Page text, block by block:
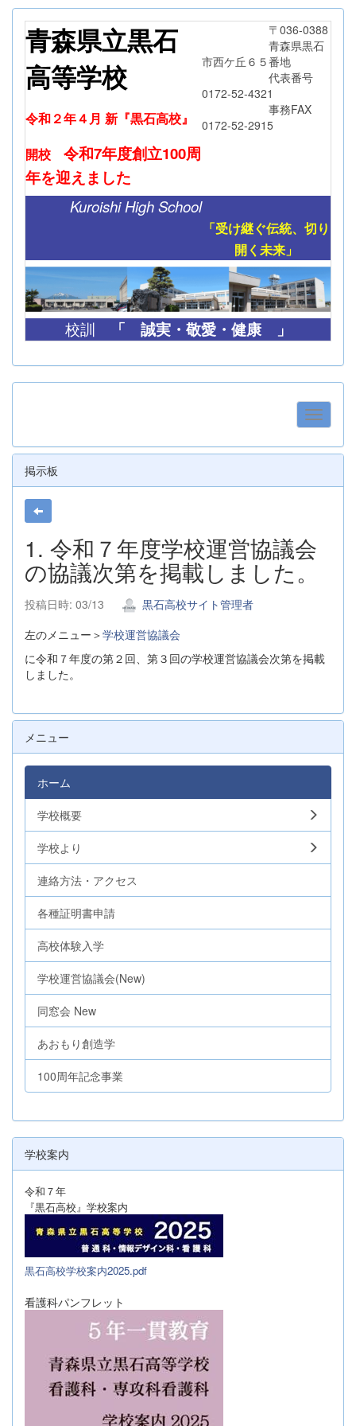
青森県立黒石
高等学校
令和２年４月 新『黒石高校』
開校
令和7年度創立100周
年を迎えました
〒036-0388
青森県黒石
市西ケ丘６５番地
代表番号
0172-52-4321
事務FAX
0172-52-2915
Kuroishi High School
「受け継ぐ伝統、切り
開く未来」
校訓 「 誠実・敬愛・健康 」
掲示板
1. 令和７年度学校運営協議会
の協議次第を掲載しました。
投稿日時: 03/13
黒石高校サイト管理者
左のメニュー＞学校運営協議会
に令和７年度の第２回、第３回の学校運営協議会次第を掲載
しました。
メニュー
ホーム
学校概要
学校より
連絡方法・アクセス
各種証明書申請
高校体験入学
学校運営協議会(New)
同窓会 New
あおもり創造学
100周年記念事業
学校案内
令和７年
『黒石高校』学校案内
黒石高校学校案内2025.pdf
看護科パンフレット